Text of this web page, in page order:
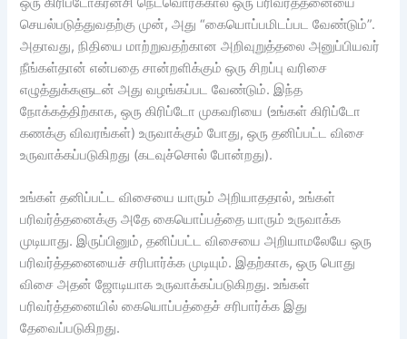
செயல்படுத்துவதற்கு முன், அது “கையொப்பமிடப்பட வேண்டும்”.
அதாவது, நிதியை மாற்றுவதற்கான அறிவுறுத்தலை அனுப்பியவர்
நீங்கள்தான் என்பதை சான்றளிக்கும் ஒரு சிறப்பு வரிசை
எழுத்துக்களுடன் அது வழங்கப்பட வேண்டும். இந்த
நோக்கத்திற்காக, ஒரு கிரிப்டோ முகவரியை (உங்கள் கிரிப்டோ
கணக்கு விவரங்கள்) உருவாக்கும் போது, ​​ஒரு தனிப்பட்ட விசை
உருவாக்கப்படுகிறது (கடவுச்சொல் போன்றது).
உங்கள் தனிப்பட்ட விசையை யாரும் அறியாததால், உங்கள்
பரிவர்த்தனைக்கு அதே கையொப்பத்தை யாரும் உருவாக்க
முடியாது. இருப்பினும், தனிப்பட்ட விசையை அறியாமலேயே ஒரு
பரிவர்த்தனையைச் சரிபார்க்க முடியும். இதற்காக, ஒரு பொது
விசை அதன் ஜோடியாக உருவாக்கப்படுகிறது. உங்கள்
பரிவர்த்தனையில் கையொப்பத்தைச் சரிபார்க்க இது
தேவைப்படுகிறது.